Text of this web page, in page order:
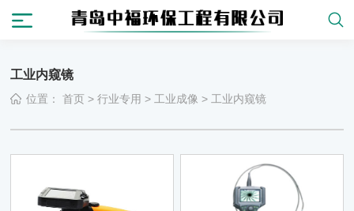
工业内窥镜
位置：首页 >行业专用 > 工业成像 > 工业内窥镜